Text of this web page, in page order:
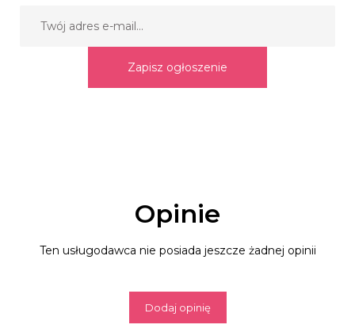
Zapisz ogłoszenie
Opinie
Ten usługodawca nie posiada jeszcze żadnej opinii
Dodaj opinię